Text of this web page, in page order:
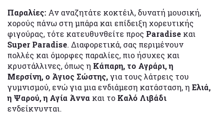
Παραλίες: Αν αναζητάτε κοκτέιλ, δυνατή μουσική,
χορούς πάνω στη μπάρα και επίδειξη χορευτικής
φιγούρας, τότε κατευθυνθείτε προς Paradise και
Super Paradise. Διαφορετικά, σας περιμένουν
πολλές και όμορφες παραλίες, πιο ήσυχες και
κρυστάλλινες, όπως η Κάπαρη, το Αγράρι, η
Μερσίνη, ο Άγιος Σώστης,για τους λάτρεις του
γυμνισμού, ενώ για μια ενδιάμεση κατάσταση, η Ελιά,
η Ψαρού, η Αγία Άννα και το Καλό Λιβάδι
ενδείκνυνται.